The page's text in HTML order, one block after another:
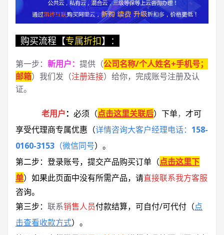
购买流程【专属折扣】：
第一步： 新用户： 提供（公司名称/个人姓名+手机号；
邮箱）我们发（注册连接）给你，完成账号注册及认
证。
老用户： 必须 （点击这里关联后） 下单， 才可
享受代理商专属优惠 （详情咨询大客户经理电话： 158-
0160-3153 （微信同号） 。
第二步：登录账号，提交产品购买订单（点击这里下
单） 如果此页面中没有所需产品，请直接联系我方客服
咨询。
第三步： 联系销售人员付款结算，可自付/可代付（点
击查看收款方式）。